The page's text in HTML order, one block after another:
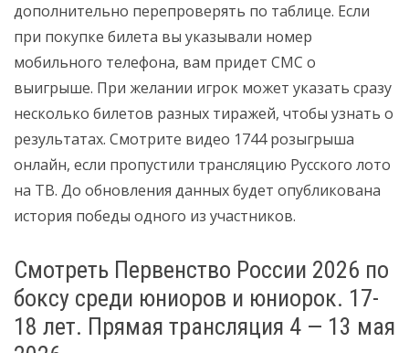
дополнительно перепроверять по таблице. Если
при покупке билета вы указывали номер
мобильного телефона, вам придет СМС о
выигрыше. При желании игрок может указать сразу
несколько билетов разных тиражей, чтобы узнать о
результатах. Смотрите видео 1744 розыгрыша
онлайн, если пропустили трансляцию Русского лото
на ТВ. До обновления данных будет опубликована
история победы одного из участников.
Смотреть Первенство России 2026 по
боксу среди юниоров и юниорок. 17-
18 лет. Прямая трансляция 4 — 13 мая